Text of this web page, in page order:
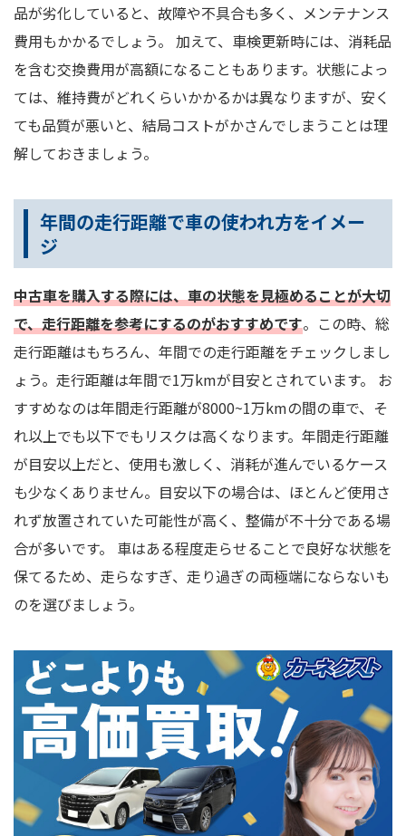
品が劣化していると、故障や不具合も多く、メンテナンス
費用もかかるでしょう。 加えて、車検更新時には、消耗品
を含む交換費用が高額になることもあります。状態によっ
ては、維持費がどれくらいかかるかは異なりますが、安く
ても品質が悪いと、結局コストがかさんでしまうことは理
解しておきましょう。
年間の走行距離で車の使われ方をイメー
ジ
中古車を購入する際には、車の状態を見極めることが大切
で、走行距離を参考にするのがおすすめです。この時、総
走行距離はもちろん、年間での走行距離をチェックしまし
ょう。走行距離は年間で1万kmが目安とされています。 お
すすめなのは年間走行距離が8000~1万kmの間の車で、そ
れ以上でも以下でもリスクは高くなります。年間走行距離
が目安以上だと、使用も激しく、消耗が進んでいるケース
も少なくありません。目安以下の場合は、ほとんど使用さ
れず放置されていた可能性が高く、整備が不十分である場
合が多いです。 車はある程度走らせることで良好な状態を
保てるため、走らなすぎ、走り過ぎの両極端にならないも
のを選びましょう。